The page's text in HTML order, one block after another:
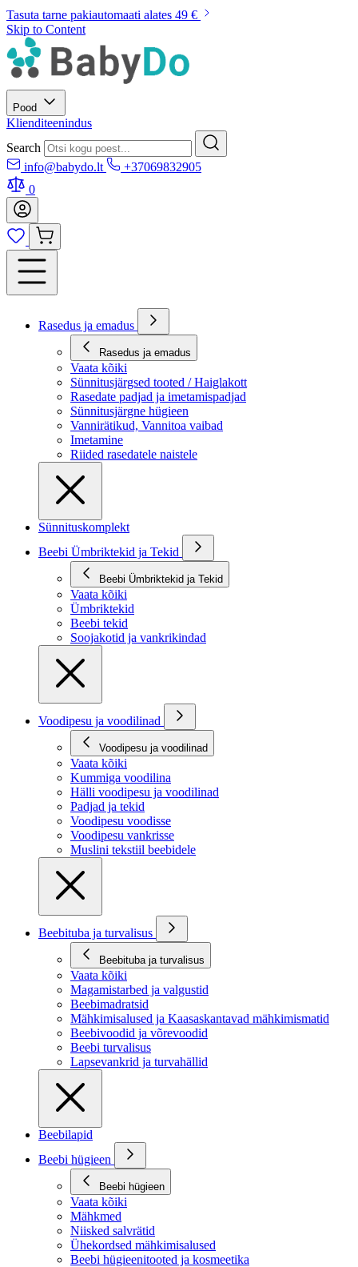
Tasuta tarne pakiautomaati alates 49 €
Skip to Content
Pood
Klienditeenindus
Search
info@babydo.lt
+37069832905
0
Rasedus ja emadus
Rasedus ja emadus
Vaata kõiki
Sünnitusjärgsed tooted / Haiglakott
Rasedate padjad ja imetamispadjad
Sünnitusjärgne hügieen
Vannirätikud, Vannitoa vaibad
Imetamine
Riided rasedatele naistele
Sünnituskomplekt
Beebi Ümbriktekid ja Tekid
Beebi Ümbriktekid ja Tekid
Vaata kõiki
Ümbriktekid
Beebi tekid
Soojakotid ja vankrikindad
Voodipesu ja voodilinad
Voodipesu ja voodilinad
Vaata kõiki
Kummiga voodilina
Hälli voodipesu ja voodilinad
Padjad ja tekid
Voodipesu voodisse
Voodipesu vankrisse
Muslini tekstiil beebidele
Beebituba ja turvalisus
Beebituba ja turvalisus
Vaata kõiki
Magamistarbed ja valgustid
Beebimadratsid
Mähkimisalused ja Kaasaskantavad mähkimismatid
Beebivoodid ja võrevoodid
Beebi turvalisus
Lapsevankrid ja turvahällid
Beebilapid
Beebi hügieen
Beebi hügieen
Vaata kõiki
Mähkmed
Niisked salvrätid
Ühekordsed mähkimisalused
Beebi hügieenitooted ja kosmeetika